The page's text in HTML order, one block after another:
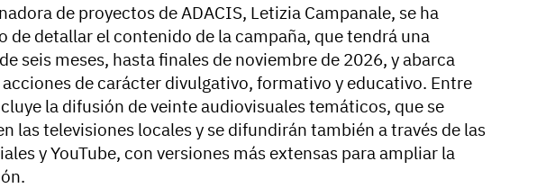
de proyectos de ADACIS, Letizia Campanale, se ha
de detallar el contenido de la campaña, que tendrá una
seis meses, hasta finales de noviembre de 2026, y abarca
de carácter divulgativo, formativo y educativo. Entre
la difusión de veinte audiovisuales temáticos, que se
las televisiones locales y se difundirán también a través de las
y YouTube, con versiones más extensas para ampliar la